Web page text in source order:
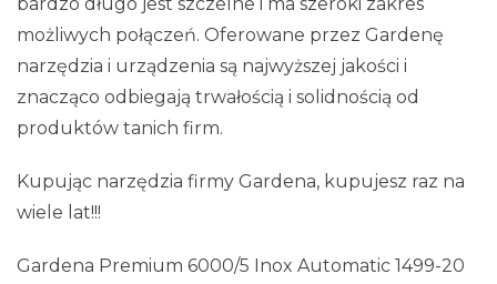
możliwych połączeń. Oferowane przez Gardenę
narzędzia i urządzenia są najwyższej jakości i
znacząco odbiegają trwałością i solidnością od
produktów tanich firm.
Kupując narzędzia firmy Gardena, kupujesz raz na
wiele lat!!!
Gardena Premium 6000/5 Inox Automatic 1499-20